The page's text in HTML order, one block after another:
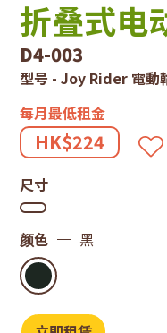
技
租
赁
系
统
折叠式电
D4-003
型号 - Joy Rider 電動
每月最低租金
HK$224
尺寸
颜色 黑